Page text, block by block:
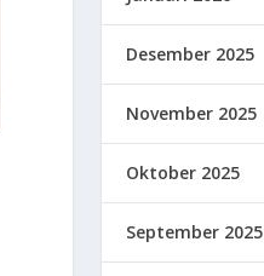
Desember 2025
November 2025
Oktober 2025
September 2025